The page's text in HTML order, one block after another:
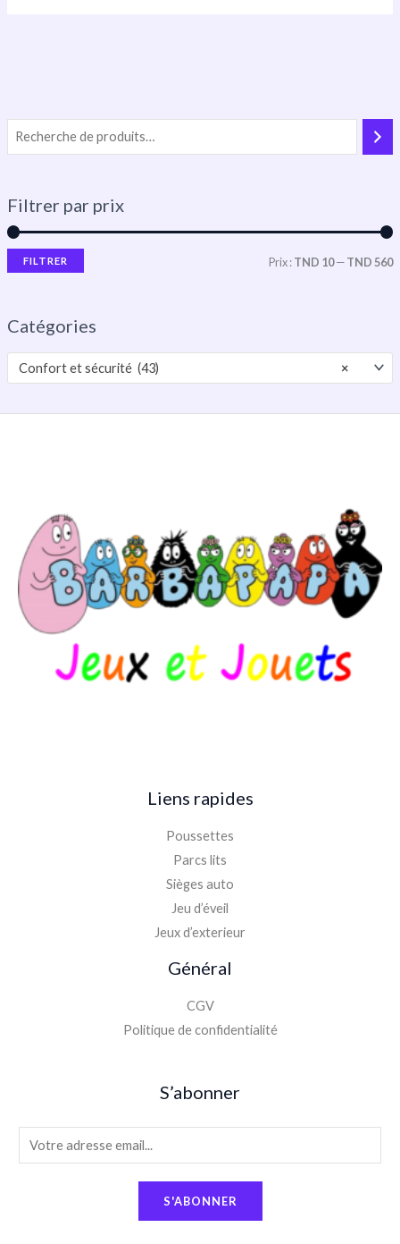
Filtrer par prix
FILTRER Prix :TND 10—TND 560
Catégories
×
Confort et sécurité (43)
Liens rapides
Poussettes
Parcs lits
Sièges auto
Jeu d’éveil
Jeux d’exterieur
Général
CGV
Politique de confidentialité
S’abonner
m
S'ABONNER